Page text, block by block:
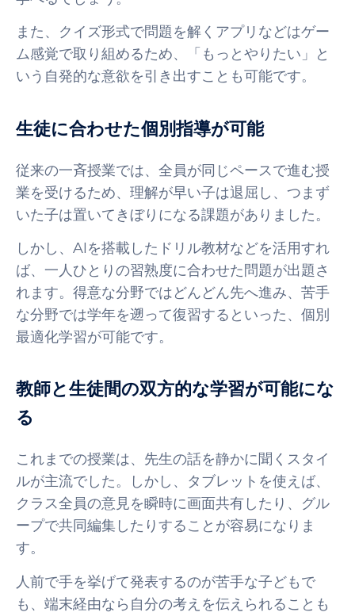
また、クイズ形式で問題を解くアプリなどはゲー
ム感覚で取り組めるため、「もっとやりたい」と
いう自発的な意欲を引き出すことも可能です。
生徒に合わせた個別指導が可能
従来の一斉授業では、全員が同じペースで進む授
業を受けるため、理解が早い子は退屈し、つまず
いた子は置いてきぼりになる課題がありました。
しかし、AIを搭載したドリル教材などを活用すれ
ば、一人ひとりの習熟度に合わせた問題が出題さ
れます。得意な分野ではどんどん先へ進み、苦手
な分野では学年を遡って復習するといった、個別
最適化学習が可能です。
教師と生徒間の双方的な学習が可能にな
る
これまでの授業は、先生の話を静かに聞くスタイ
ルが主流でした。しかし、タブレットを使えば、
クラス全員の意見を瞬時に画面共有したり、グル
ープで共同編集したりすることが容易になりま
す。
人前で手を挙げて発表するのが苦手な子どもで
も、端末経由なら自分の考えを伝えられることも